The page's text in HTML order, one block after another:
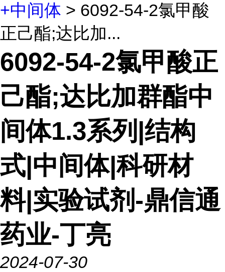
+中间体 > 6092-54-2氯甲酸
正己酯;达比加...
6092-54-2氯甲酸正
己酯;达比加群酯中
间体1.3系列|结构
式|中间体|科研材
料|实验试剂-鼎信通
药业-丁亮
2024-07-30